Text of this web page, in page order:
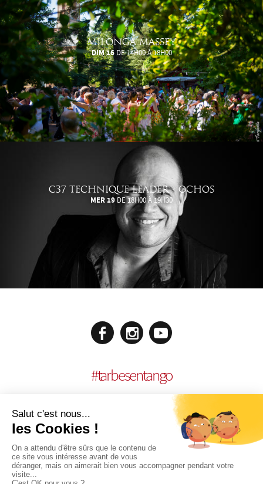
MILONGA MASSEY
DIM 16 DE 14H00 À 18H00
C37 TECHNIQUE LEADER - OCHOS
MER 19 DE 18H00 À 19H30
#tarbesentango